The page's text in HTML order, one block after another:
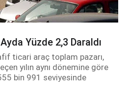
Yüzde 2,3 Daraldı
ticari araç toplam pazarı,
yılın aynı dönemine göre
bin 991 seviyesinde